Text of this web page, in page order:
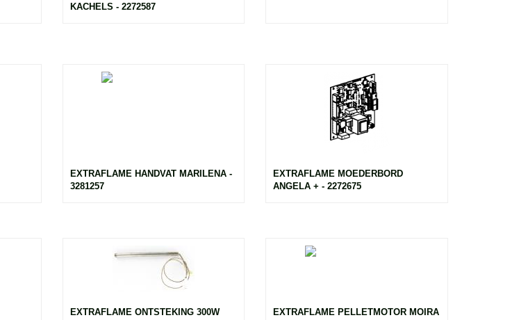
KACHELS - 2272587
EXTRAFLAME HANDVAT MARILENA -
3281257
EXTRAFLAME MOEDERBORD
ANGELA + - 2272675
EXTRAFLAME ONTSTEKING 300W
EXTRAFLAME PELLETMOTOR MOIRA